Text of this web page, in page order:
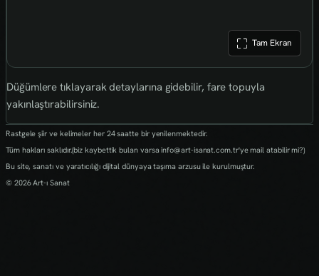
Tam Ekran
Düğümlere tıklayarak detaylarına gidebilir, fare topuyla
yakınlaştırabilirsiniz.
Rastgele şiir ve kelimeler her 24 saatte bir yenilenmektedir.
Tüm hakları saklıdır.(biz kaybettik bulan varsa info@art-isanat.com.tr'ye mail atabilir mi?)
Bu site, sanatı ve yaratıcılığı dijital dünyaya taşıma arzusu ile kurulmuştur.
© 2026 Art-ı Sanat